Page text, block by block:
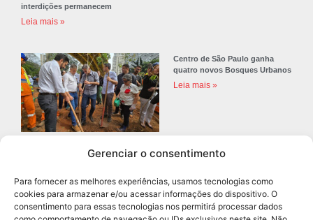
Gerenciar o consentimento
Para fornecer as melhores experiências, usamos tecnologias como
cookies para armazenar e/ou acessar informações do dispositivo. O
consentimento para essas tecnologias nos permitirá processar dados
interdições permanecem
Leia mais »
Centro de São Paulo ganha
quatro novos Bosques Urbanos
Leia mais »
para professores
Leia mais »